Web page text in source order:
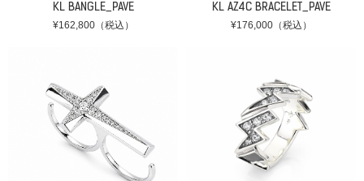
KL BANGLE_PAVE
¥162,800（税込）
KL AZ4C BRACELET_PAVE
¥176,000（税込）